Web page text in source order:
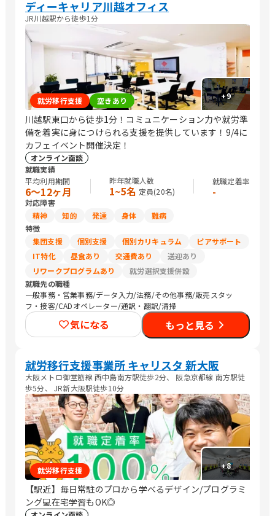
ディーキャリア川越オフィス
JR川越駅から徒歩1分
+9
就労移行支援 空きあり
川越駅東口から徒歩1分！コミュニケーション力や就労準
備を着実に身につけられる支援を提供しています！9/4に
カフェイベント開催決定！
オンライン面談
就職実績
平均利用期間
6〜12ヶ月
昨年就職人数
1~5名 定員(20名)
就職定着率
-
対応障害
精神
知的 発達 身体
難病
特徴
集団支援
個別支援 個別カリキュラム
ピアサポート
IT特化
昼食あり 交通費あり
送迎あり
リワークプログラムあり
就労選択支援併設
就職先の職種
一般事務・営業事務/データ入力/法務/その他事務/販売スタッ
フ・接客/CADオペレーター/通訳・翻訳/清掃
気になる もっと見る
就労移行支援事業所 キャリスタ 新大阪
大阪メトロ御堂筋線 西中島南方駅徒歩2分、 阪急京都線 南方駅徒
歩5分、 JR新大阪駅徒歩10分
+8
就労移行支援
【駅近】毎日常駐のプロから学べるデザイン/プログラミ
ング💻在宅学習もOK◎